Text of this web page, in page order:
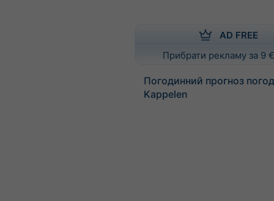
AD FREE
Прибрати рекламу за 9
Погодинний прогноз
Kappelen